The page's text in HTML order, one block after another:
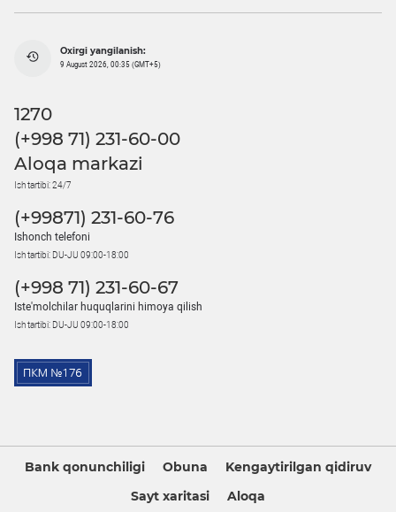
Oxirgi yangilanish:
9 August 2026, 00:35 (GMT+5)
1270
(+998 71) 231-60-00
Aloqa markazi
Ish tartibi: 24/7
(+99871) 231-60-76
Ishonch telefoni
Ish tartibi: DU-JU 09:00-18:00
(+998 71) 231-60-67
Iste'molchilar huquqlarini himoya qilish
Ish tartibi: DU-JU 09:00-18:00
Bank qonunchiligi Obuna
Kengaytirilgan qidiruv
Sayt xaritasi
Aloqa